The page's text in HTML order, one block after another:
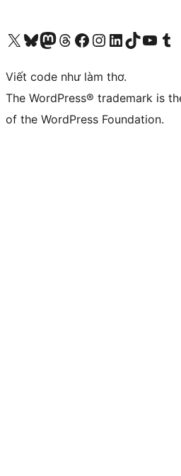
Truy cập tài khoản X (trước đây là Twitter) của chúng tôiVisit our Bluesky account
Visit our Mastodon account
Visit our Threads account
Xem trang Facebook của chúng tôiTruy cập tài khoản Instagram của chúng tôiTruy cập tài khoản LinkedIn của chúng tôiVisit our TikTok account
Truy cập kênh YouTube của chúng tôi Visit
Viết code như làm thơ.
The WordPress® trademark is
of the WordPress Foundation.